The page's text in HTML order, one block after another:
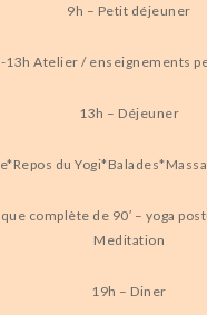
9h – Petit déjeuner
13h Atelier / enseignements
13h – Déjeuner
du
complète de 90′ – yoga
Meditation
19h – Diner